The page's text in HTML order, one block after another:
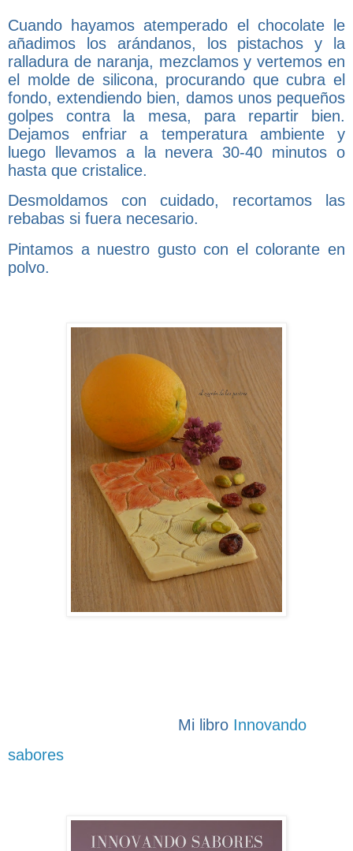
Cuando hayamos atemperado el chocolate le
añadimos los arándanos, los pistachos y la
ralladura de naranja, mezclamos y vertemos en
el molde de silicona, procurando que cubra el
fondo, extendiendo bien, damos unos pequeños
golpes contra la mesa, para repartir bien.
Dejamos enfriar a temperatura ambiente y
luego llevamos a la nevera 30-40 minutos o
hasta que cristalice.
Desmoldamos con cuidado, recortamos las
rebabas si fuera necesario.
Pintamos a nuestro gusto con el colorante en
polvo.
Mi libro Innovando
sabores